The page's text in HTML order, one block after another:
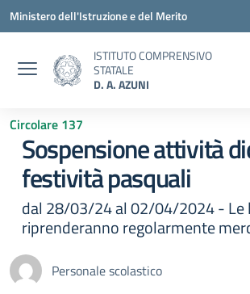
Vai ai contenuti
Vai al menu di navigazione
Vai al footer
Ministero dell'Istruzione e del Merito
ISTITUTO COMPRENSIVO
STATALE
D. A. AZUNI
Circolare 137
Sospensione attività
festività pasquali
dal 28/03/24 al 02/04/2024 - Le
riprenderanno regolarmente
Personale scolastico